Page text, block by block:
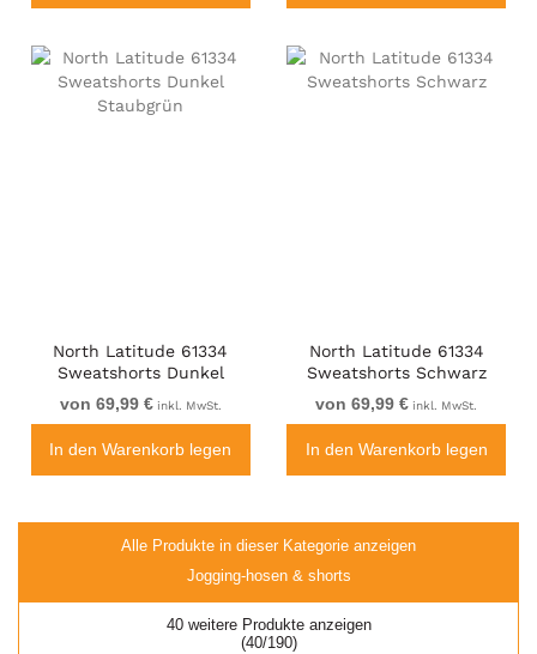
North Latitude 61334
Sweatshorts Dunkel
Staubgrün
von 69,99 €inkl. MwSt.
In den Warenkorb legen
North Latitude 61334
Sweatshorts Schwarz
von 69,99 € inkl. MwSt.
In den Warenkorb legen
Alle Produkte in dieser Kategorie anzeigen
Jogging-hosen & shorts
(40/190)
40 weitere Produkte anzeigen